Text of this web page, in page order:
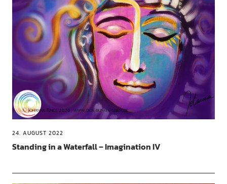
24. AUGUST 2022
Standing in a Waterfall – Imagination IV